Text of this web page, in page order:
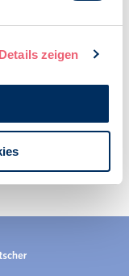
Details zeigen